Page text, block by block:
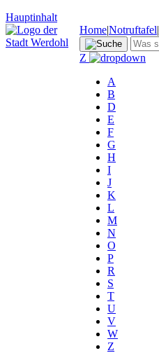
Hauptinhalt
Home|Notruftafel|
Z
A
B
D
E
F
G
H
I
J
K
L
M
N
O
P
R
S
T
U
V
W
Z